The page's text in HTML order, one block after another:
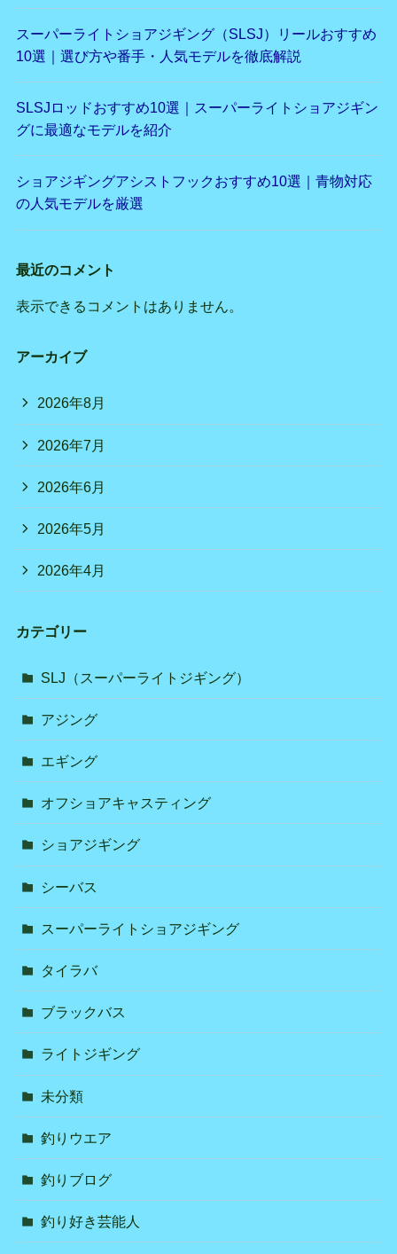
スーパーライトショアジギング（SLSJ）リールおすすめ
10選｜選び方や番手・人気モデルを徹底解説
SLSJロッドおすすめ10選｜スーパーライトショアジギン
グに最適なモデルを紹介
ショアジギングアシストフックおすすめ10選｜青物対応
の人気モデルを厳選
最近のコメント
表示できるコメントはありません。
アーカイブ
2026年8月
2026年7月
2026年6月
2026年5月
2026年4月
カテゴリー
SLJ（スーパーライトジギング）
アジング
エギング
オフショアキャスティング
ショアジギング
シーバス
スーパーライトショアジギング
タイラバ
ブラックバス
ライトジギング
未分類
釣りウエア
釣りブログ
釣り好き芸能人